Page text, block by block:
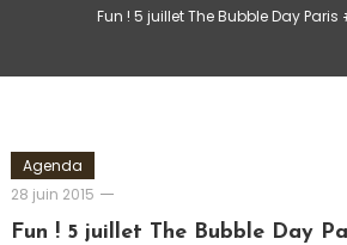
Fun ! 5 juillet The Bubble Day
Agenda
28 juin 2015
Romain-
Paris
Fun ! 5 juillet The Bubble Day